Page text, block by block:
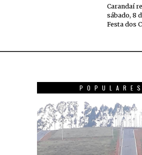
Carandaí
sábado, 8
Festa dos
POPULARES